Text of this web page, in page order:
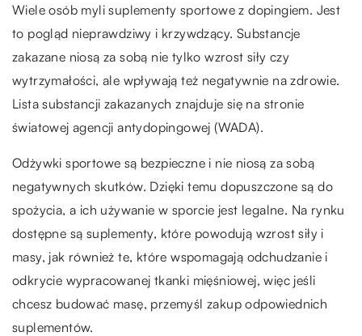
Wiele osób myli suplementy sportowe z dopingiem. Jest
to pogląd nieprawdziwy i krzywdzący. Substancje
zakazane niosą za sobą nie tylko wzrost siły czy
wytrzymałości, ale wpływają też negatywnie na zdrowie.
Lista substancji zakazanych znajduje się na stronie
światowej agencji antydopingowej (WADA).
Odżywki sportowe są bezpieczne i nie niosą za sobą
negatywnych skutków. Dzięki temu dopuszczone są do
spożycia, a ich używanie w sporcie jest legalne. Na rynku
dostępne są suplementy, które powodują wzrost siły i
masy, jak również te, które wspomagają odchudzanie i
odkrycie wypracowanej tkanki mięśniowej, więc jeśli
chcesz budować masę, przemyśl zakup odpowiednich
suplementów.